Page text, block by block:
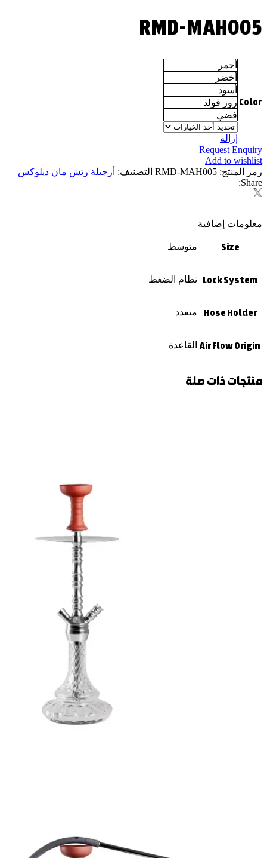
RMD-MAH005
Color
أحمر
أخضر
أسود
روز قولد
فضي
إزالة
Request Enquiry
Add to wishlist
رمز المنتج: RMD-MAH005 التصنيف: أرجيلة رتش مان ديلوكس
Share:
معلومات إضافية
Size متوسط
Lock System نظام الضغط
Hose Holder متعدد
Air Flow Origin القاعدة
منتجات ذات صلة